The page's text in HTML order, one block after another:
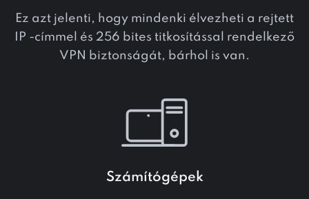
Ez azt jelenti, hogy mindenki élvezheti a rejtett
IP -címmel és 256 bites titkosítással rendelkező
VPN biztonságát, bárhol is van.
Számítógépek